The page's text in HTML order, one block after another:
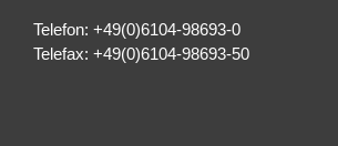
Telefon: +49(0)6104-98693-0
Telefax: +49(0)6104-98693-50